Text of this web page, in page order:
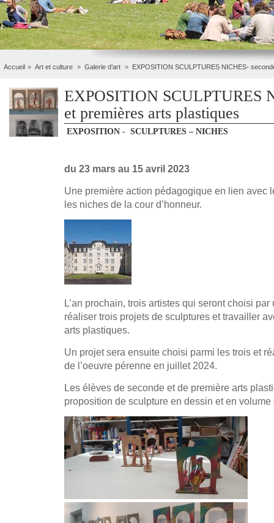
Accueil Art et culture Galerie d’art EXPOSITION SCULPTURES NICHES-
EXPOSITION SCULPTURES
et premières arts plastiques
EXPOSITION - SCULPTURES – NICHES
du 23 mars au 15 avril 2023
Une première action pédagogique en lien avec
les niches de la cour d’honneur.
L’an prochain, trois artistes qui seront choisi
réaliser trois projets de sculptures et travailler
arts plastiques.
Un projet sera ensuite choisi parmi les trois et
de l’oeuvre pérenne en juillet 2024.
Les élèves de seconde et de première arts
proposition de sculpture en dessin et en volume